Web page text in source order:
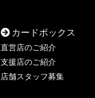
カードボックス
直営店のご紹介
支援店のご紹介
店舗スタッフ募集